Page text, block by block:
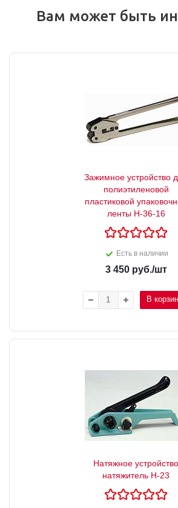
Вам может быть
Зажимное устройство
полиэтиленовой
пластиковой
ленты Н-36-16
Есть в наличии
3 450руб./шт
В
Натяжное устройство
натяжитель Н-23